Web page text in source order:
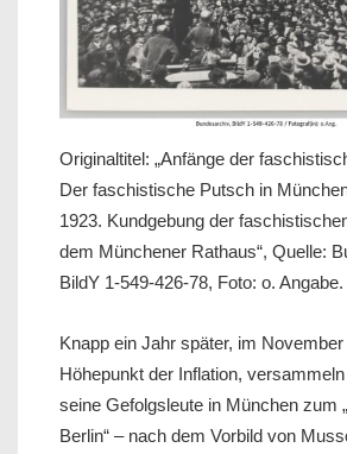
Originaltitel: „Anfänge der
Der faschistische Putsch in
1923. Kundgebung der
dem Münchener Rathaus“, Quelle:
BildY 1-549-426-78, Foto: o. Angabe.
Knapp ein Jahr später, im
Höhepunkt der Inflation,
seine Gefolgsleute in München zum
Berlin“ – nach dem Vorbild von